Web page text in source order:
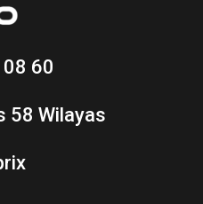
60
58 Wilayas